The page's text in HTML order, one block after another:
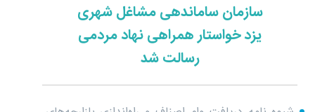
سازمان ساماندهی مشاغل شهری
یزد خواستار همراهی نهاد مردمی
رسالت شد